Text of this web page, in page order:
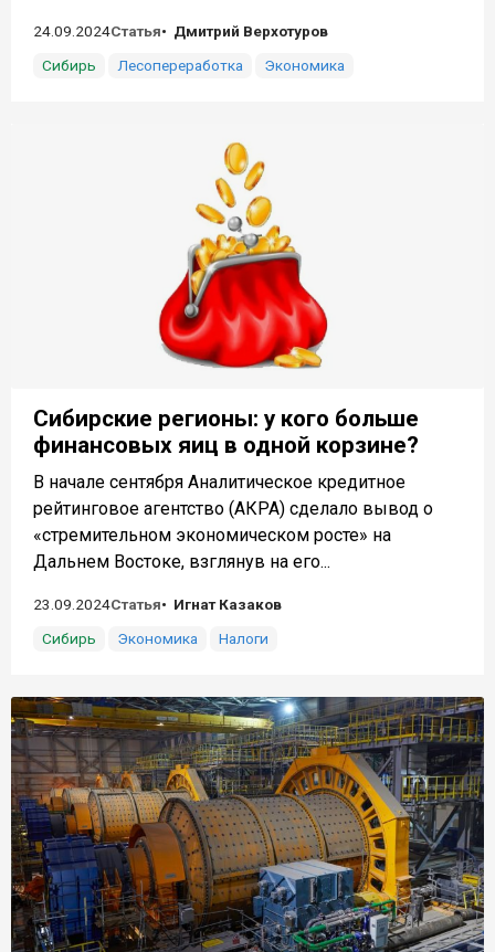
24.09.2024Статья
Дмитрий Верхотуров
Сибирь
Лесопереработка Экономика
Сибирские регионы: у кого больше
финансовых яиц в одной корзине?
В начале сентября Аналитическое кредитное
рейтинговое агентство (АКРА) сделало вывод о
«стремительном экономическом росте» на
Дальнем Востоке, взглянув на его...
23.09.2024Статья
Игнат Казаков
Сибирь
Экономика Налоги